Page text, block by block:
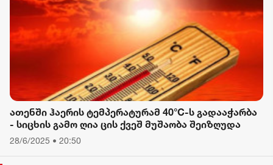
ათენში ჰაერის ტემპერატურამ 40°C-ს გადააჭარბა
- სიცხის გამო ღია ცის ქვეშ მუშაობა შეიზღუდა
28/6/2025 • 20:50